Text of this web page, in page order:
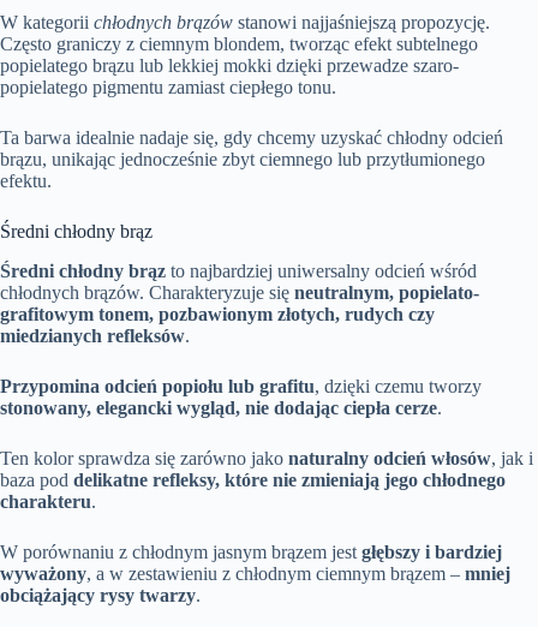
W kategorii chłodnych brązów stanowi najjaśniejszą propozycję.
Często graniczy z ciemnym blondem, tworząc efekt subtelnego
popielatego brązu lub lekkiej mokki dzięki przewadze szaro-
popielatego pigmentu zamiast ciepłego tonu.
Ta barwa idealnie nadaje się, gdy chcemy uzyskać chłodny odcień
brązu, unikając jednocześnie zbyt ciemnego lub przytłumionego
efektu.
Średni chłodny brąz
Średni chłodny brąz to najbardziej uniwersalny odcień wśród
chłodnych brązów. Charakteryzuje się neutralnym, popielato-
grafitowym tonem, pozbawionym złotych, rudych czy
miedzianych refleksów.
Przypomina odcień popiołu lub grafitu, dzięki czemu tworzy
stonowany, elegancki wygląd, nie dodając ciepła cerze.
Ten kolor sprawdza się zarówno jako naturalny odcień włosów, jak i
baza pod delikatne refleksy, które nie zmieniają jego chłodnego
charakteru.
W porównaniu z chłodnym jasnym brązem jest głębszy i bardziej
wyważony, a w zestawieniu z chłodnym ciemnym brązem – mniej
obciążający rysy twarzy.